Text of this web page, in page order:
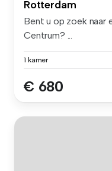
Rotterdam
Bent u op zoek naar
Centrum? ...
1 kamer
€ 680